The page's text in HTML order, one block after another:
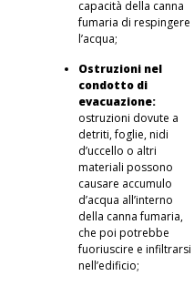
capacità della canna
fumaria di respingere
l’acqua;
Ostruzioni nel
condotto di
evacuazione:
ostruzioni dovute a
detriti, foglie, nidi
d’uccello o altri
materiali possono
causare accumulo
d’acqua all’interno
della canna fumaria,
che poi potrebbe
fuoriuscire e infiltrarsi
nell’edificio;